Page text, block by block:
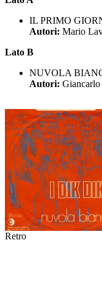
IL PRIMO
Autori: Mario
Lato B
NUVOLA
Autori:
Retro